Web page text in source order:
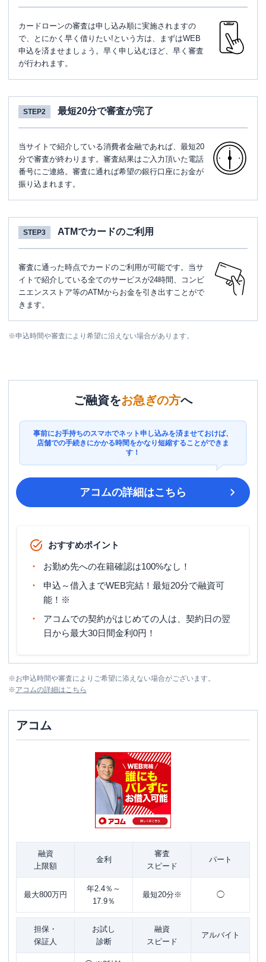
カードローンの審査は申し込み順に実施されますの
で、とにかく早く借りたい!という方は、まずはWEB
申込を済ませましょう。早く申し込むほど、早く審査
が行われます。
STEP2 最短20分で審査が完了
当サイトで紹介している消費者金融であれば、最短20
分で審査が終わります。審査結果はご入力頂いた電話
番号にご連絡。審査に通れば希望の銀行口座にお金が
振り込まれます。
STEP3 ATMでカードのご利用
審査に通った時点でカードのご利用が可能です。当サ
イトで紹介している全てのサービスが24時間、コンビ
ニエンスストア等のATMからお金を引き出すことがで
きます。
※申込時間や審査により希望に沿えない場合があります。
ご融資をお急ぎの方へ
事前にお手持ちのスマホでネット申し込みを済ませておけば、
店舗での手続きにかかる時間をかなり短縮することができま
す！
アコムの詳細はこちら
おすすめポイント
お勤め先への在籍確認は100%なし！
申込～借入までWEB完結！最短20分で融資可
能！※
アコムでの契約がはじめての人は、契約日の翌
日から最大30日間金利0円！
※お申込時間や審査によりご希望に添えない場合がございます。
※アコムの詳細はこちら
アコム
融資
上限額
金利
審査
スピード
パート
最大800万円
年2.4％～
17.9％
最短20分※ ◯
担保・
保証人
お試し
診断
融資
スピード
アルバイト